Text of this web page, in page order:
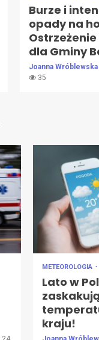
Burze i
opady na
dla Gminy
Joanna Wróblewska
35
METEOROLOGIA
Lato w
kraju!